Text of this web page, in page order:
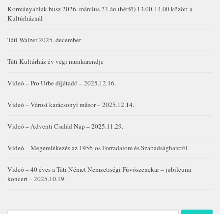
Kormányablak-busz 2026. március 23-án (hétfő) 13.00-14.00 között a
Kultúrháznál
Táti Walzer 2025. december
Táti Kultúrház év végi munkarendje
Videó – Pro Urbe díjátadó – 2025.12.16.
Videó – Városi karácsonyi műsor – 2025.12.14.
Videó – Adventi Család Nap – 2025.11.29.
Videó – Megemlékezés az 1956-os Forradalom és Szabadságharcról
Videó – 40 éves a Táti Német Nemzetiségi Fúvószenekar – jubileumi
koncert – 2025.10.19.